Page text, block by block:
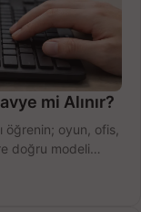
mi Alınır?
öğrenin; oyun, ofis,
doğru modeli